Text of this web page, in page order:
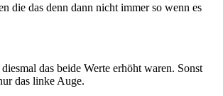
die das denn dann nicht immer so wenn es
das beide Werte erhöht waren. Sonst
das linke Auge.